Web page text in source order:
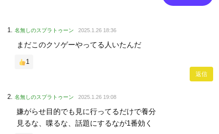
名無しのスプラトゥーン 2025.1.26 18:36
まだこのクソゲーやってる人いたんだ
1
返信
名無しのスプラトゥーン 2025.1.26 19:08
嫌がらせ目的でも見に行ってるだけで養分
見るな、喋るな、話題にするなが1番効く